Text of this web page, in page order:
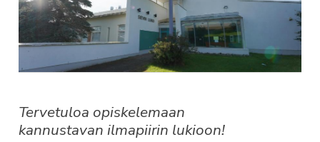
Tervetuloa opiskelemaan
kannustavan ilmapiirin lukioon!